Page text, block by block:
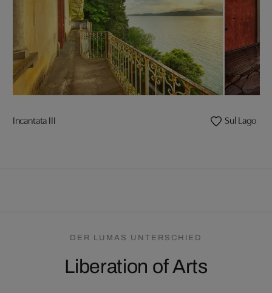
Incantata III Sul Lago
DER LUMAS UNTERSCHIED
Liberation of Arts